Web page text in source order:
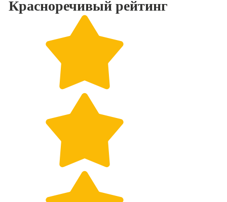
Красноречивый рейтинг